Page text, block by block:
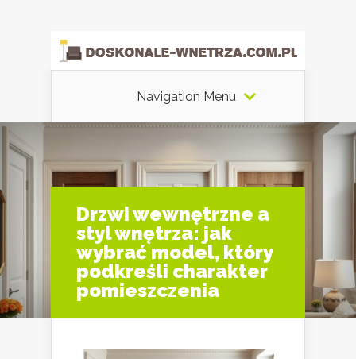
Navigation Menu
Drzwi wewnętrzne a
styl wnętrza: jak
wybrać model, który
podkreśli charakter
pomieszczenia